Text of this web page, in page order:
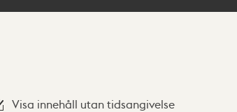
Visa innehåll utan tidsangivelse